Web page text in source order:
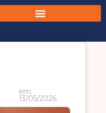
em:
13/05/2026